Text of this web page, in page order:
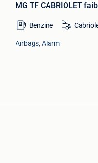
MG TF CABRIOLET
Benzine
Airbags, Alarm